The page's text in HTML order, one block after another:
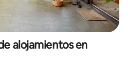
alojamientos en